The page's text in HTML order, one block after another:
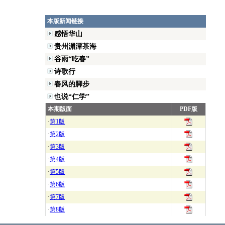
本版新闻链接
感悟华山
贵州湄潭茶海
谷雨“吃春”
诗歌行
春风的脚步
也说“仁学”
本期版面
PDF版
·第1版
·第2版
·第3版
·第4版
·第5版
·第6版
·第7版
·第8版